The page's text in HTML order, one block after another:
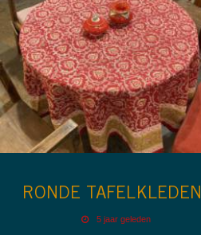
RONDE TAFELKLEDEN
5 jaar geleden